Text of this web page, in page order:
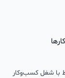
با شغل کسب‌وکار